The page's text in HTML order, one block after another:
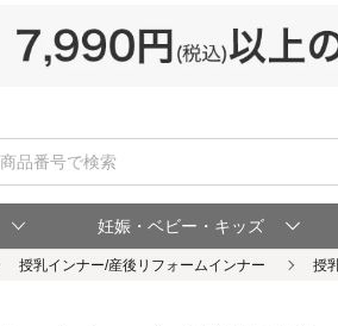
妊娠・ベビー・キッズ